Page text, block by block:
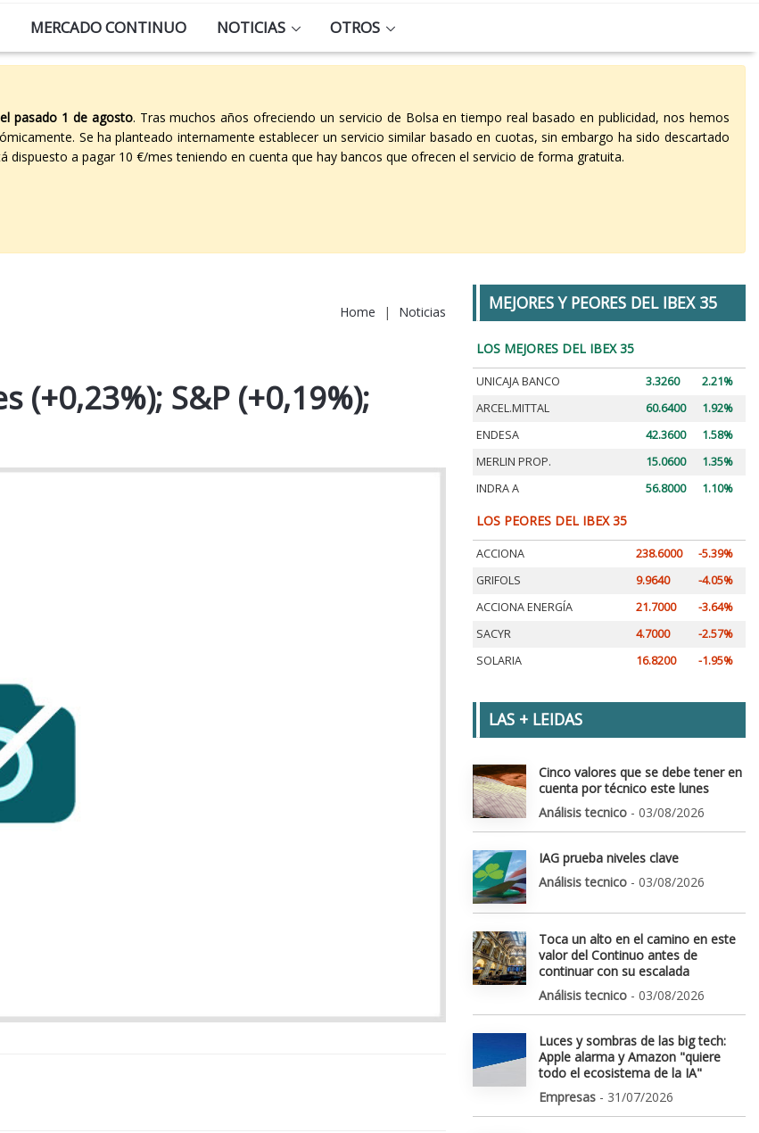
MERCADO CONTINUO NOTICIAS OTROS
pasado 1 de agosto. Tras muchos años ofreciendo un servicio de Bolsa en tiempo real basado en publicidad, nos hemos
Se ha planteado internamente establecer un servicio similar basado en cuotas, sin embargo ha sido descartado
dispuesto a pagar 10 €/mes teniendo en cuenta que hay bancos que ofrecen el servicio de forma gratuita.
Home | Noticias
(+0,23%); S&P (+0,19%);
MEJORES Y PEORES DEL IBEX 35
LOS MEJORES DEL IBEX 35
UNICAJA BANCO 3.3260
2.21%
ARCEL.MITTAL
60.6400
1.92%
ENDESA
42.3600
1.58%
MERLIN PROP.
15.0600
1.35%
INDRA A
56.8000 1.10%
LOS PEORES DEL IBEX 35
ACCIONA 238.6000
-5.39%
GRIFOLS
9.9640
-4.05%
ACCIONA ENERGÍA
21.7000
-3.64%
SACYR
4.7000
-2.57%
SOLARIA
16.8200 -1.95%
LAS + LEIDAS
Cinco valores que se debe tener en
cuenta por técnico este lunes
Análisis tecnico - 03/08/2026
IAG prueba niveles clave
Análisis tecnico - 03/08/2026
Toca un alto en el camino en este
valor del Continuo antes de
continuar con su escalada
Análisis tecnico - 03/08/2026
Luces y sombras de las big tech:
Apple alarma y Amazon "quiere
todo el ecosistema de la IA"
Empresas - 31/07/2026